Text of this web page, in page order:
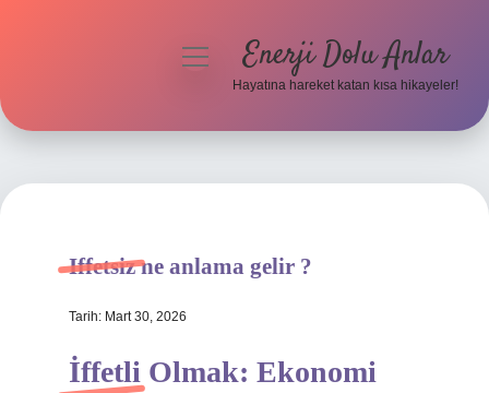
Hakkımızda
menüyüEnerji Dolu Anlar
Hayatına hareket katan kısa hikayeler!
Iffetsiz ne anlama gelir ?
Tarih: Mart 30, 2026
İffetli Olmak: Ekonomi